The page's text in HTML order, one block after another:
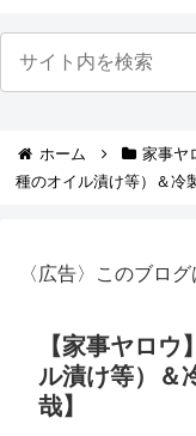
ホーム 家事ヤ
種のオイル漬け等）＆冷
〈広告〉このブロ
【家事ヤロ
ル漬け等）＆
哉】